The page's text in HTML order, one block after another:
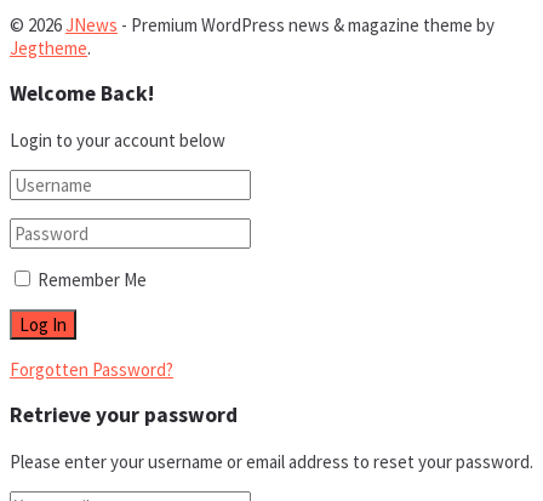
© 2026JNews - Premium WordPress news & magazine theme by
Jegtheme.
Welcome Back!
Login to your account below
Remember Me
Forgotten Password?
Retrieve your password
Please enter your username or email address to reset your password.